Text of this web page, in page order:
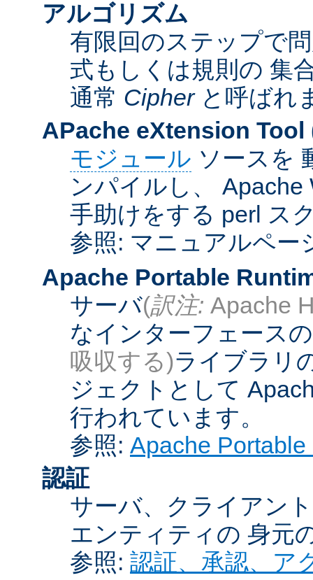
アルゴリズム
有限回のステップで
式もしくは規則の 集
通常 Cipherと呼ばれ
APache eXtension Tool
モジュール ソースを
ンパイルし、
手助けをする perl ス
参照: マニュアルペー
Apache Portable
サーバ(訳注: Apache
なインターフェース
吸収する)ライブラリ
ジェクトとして
行われています。
参照: Apache
認証
サーバ、クライアン
エンティティの 身元
参照: 認証、承認、ア